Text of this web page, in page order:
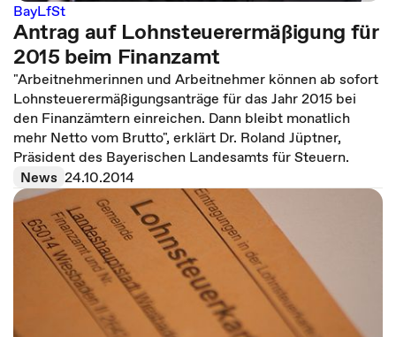
BayLfSt
Antrag auf Lohnsteuerermäßigung für
2015 beim Finanzamt
"Arbeitnehmerinnen und Arbeitnehmer können ab sofort
Lohnsteuerermäßigungsanträge für das Jahr 2015 bei
den Finanzämtern einreichen. Dann bleibt monatlich
mehr Netto vom Brutto", erklärt Dr. Roland Jüptner,
Präsident des Bayerischen Landesamts für Steuern.
News 24.10.2014